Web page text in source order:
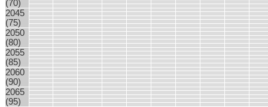
(70)
2045
(75)
2050
(80)
2055
(85)
2060
(90)
2065
(95)